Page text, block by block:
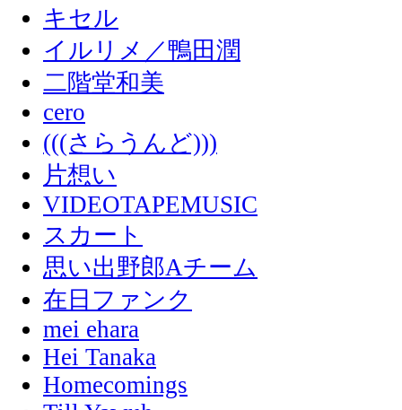
キセル
イルリメ／鴨田潤
二階堂和美
cero
(((さらうんど)))
片想い
VIDEOTAPEMUSIC
スカート
思い出野郎Aチーム
在日ファンク
mei ehara
Hei Tanaka
Homecomings